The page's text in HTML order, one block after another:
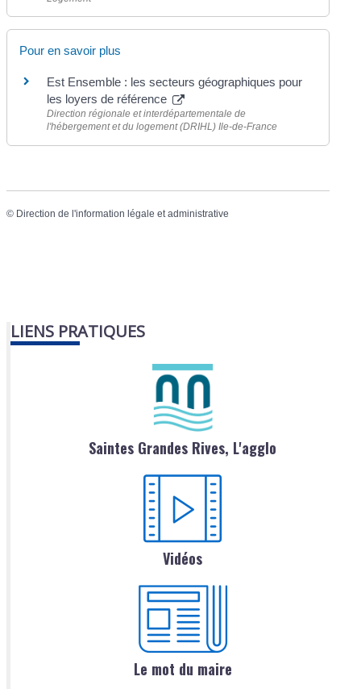
Pour en savoir plus
Est Ensemble : les secteurs géographiques pour
les loyers de référence
Direction régionale et interdépartementale de
l'hébergement et du logement (DRIHL) Ile-de-France
© Direction de l'information légale et administrative
LIENS PRATIQUES
Saintes Grandes Rives, L'agglo
Vidéos
Le mot du maire